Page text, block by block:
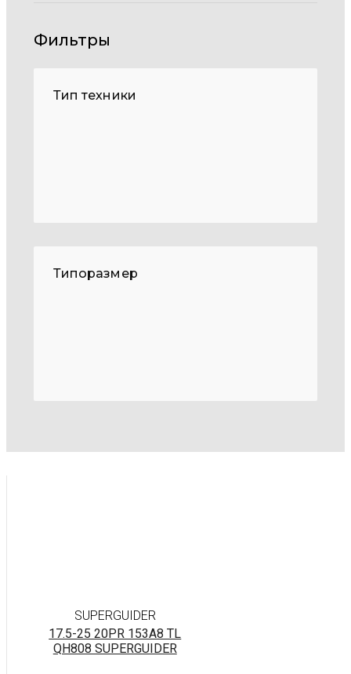
Фильтры
Тип техники
Типоразмер
SUPERGUIDER
17.5-25 20PR 153A8 TL
QH808 SUPERGUIDER